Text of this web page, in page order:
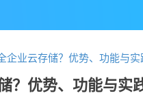
企业云存储？优势、功能与实
？优势、功能与实